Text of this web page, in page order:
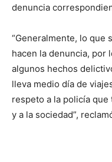
denuncia
“Generalmente, lo que
hacen la denuncia, por
algunos hechos
lleva medio día de
respeto a la policía
y a la sociedad”,